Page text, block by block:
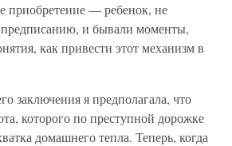
приобретение — ребенок, не
и бывали моменты,
как привести этот механизм в
заключения я предполагала, что
которого по преступной дорожке
домашнего тепла. Теперь, когда